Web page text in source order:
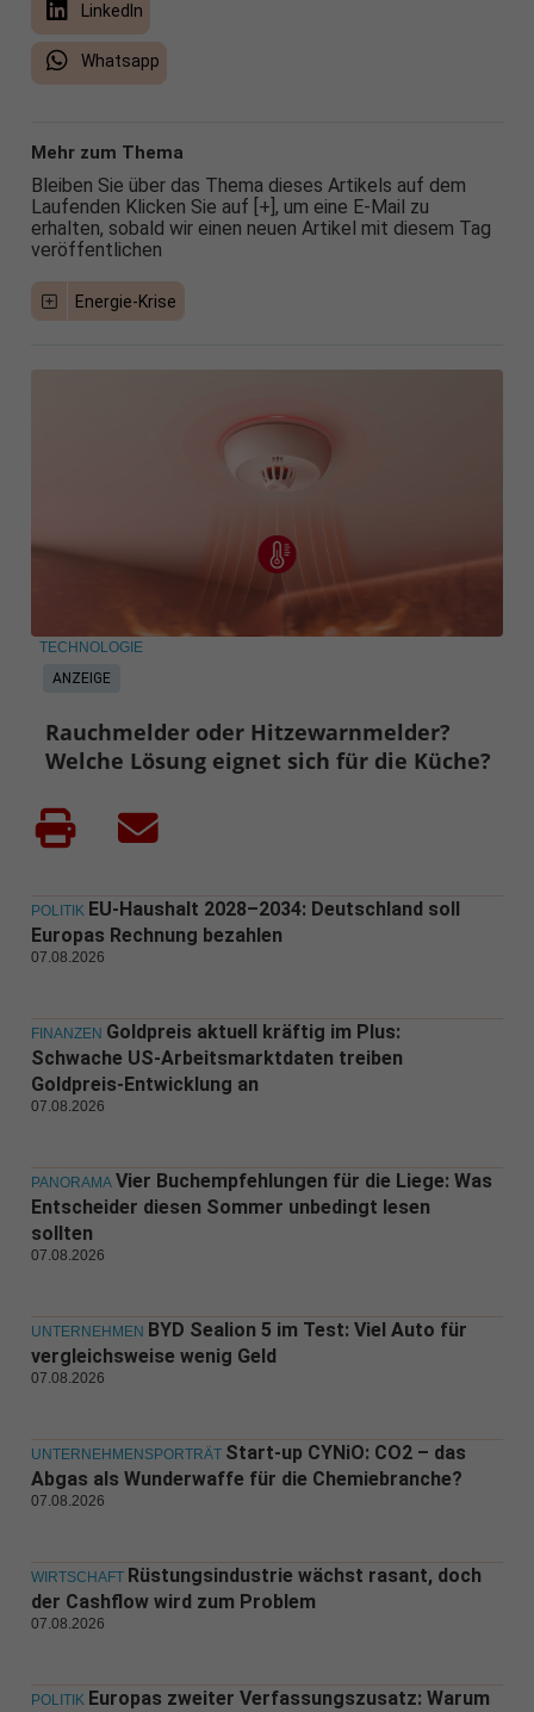
LinkedIn
Whatsapp
Mehr zum Thema
Bleiben Sie über das Thema dieses Artikels auf dem
Laufenden Klicken Sie auf [+], um eine E-Mail zu
erhalten, sobald wir einen neuen Artikel mit diesem Tag
veröffentlichen
Energie-Krise
ANZEIGE
TECHNOLOGIE
Rauchmelder oder Hitzewarnmelder?
Welche Lösung eignet sich für die Küche?
POLITIK EU-Haushalt 2028–2034: Deutschland soll
Europas Rechnung bezahlen
07.08.2026
FINANZEN Goldpreis aktuell kräftig im Plus:
Schwache US-Arbeitsmarktdaten treiben
Goldpreis-Entwicklung an
07.08.2026
PANORAMA Vier Buchempfehlungen für die Liege: Was
Entscheider diesen Sommer unbedingt lesen
sollten
07.08.2026
UNTERNEHMEN BYD Sealion 5 im Test: Viel Auto für
vergleichsweise wenig Geld
07.08.2026
UNTERNEHMENSPORTRÄT Start-up CYNiO: CO2 – das
Abgas als Wunderwaffe für die Chemiebranche?
07.08.2026
WIRTSCHAFT Rüstungsindustrie wächst rasant, doch
der Cashflow wird zum Problem
07.08.2026
POLITIK Europas zweiter Verfassungszusatz: Warum